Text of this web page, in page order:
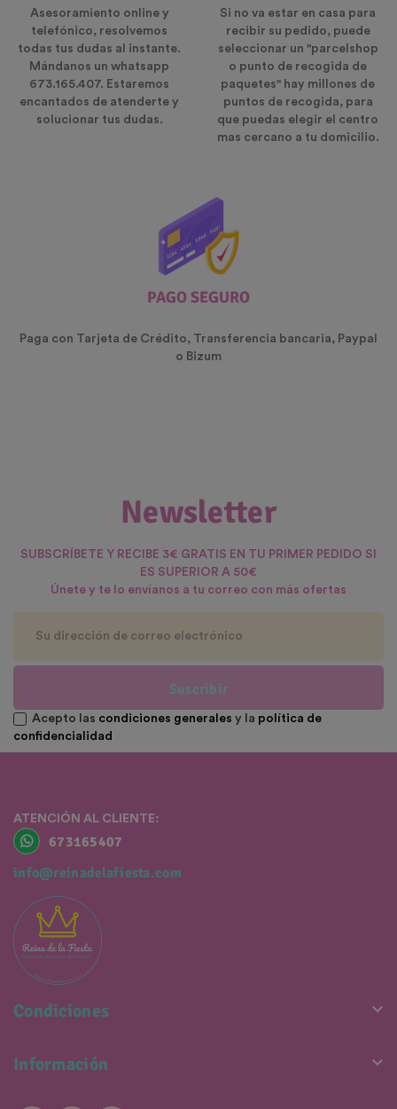
Asesoramiento online y
telefónico, resolvemos
todas tus dudas al instante.
Mándanos un whatsapp
673.165.407. Estaremos
encantados de atenderte y
solucionar tus dudas.
Si no va estar en casa para
recibir su pedido, puede
seleccionar un "parcelshop
o punto de recogida de
paquetes" hay millones de
puntos de recogida, para
que puedas elegir el centro
mas cercano a tu domicilio.
PAGO SEGURO
Paga con Tarjeta de Crédito, Transferencia bancaria, Paypal
o Bizum
Newsletter
SUBSCRÍBETE Y RECIBE 3€ GRATIS EN TU PRIMER PEDIDO SI
ES SUPERIOR A 50€
Únete y te lo envíanos a tu correo con más ofertas
Suscribir
Acepto las condiciones generales y la política de
confidencialidad
ATENCIÓN AL CLIENTE:
673165407
info@reinadelafiesta.com
Condiciones 
Información 